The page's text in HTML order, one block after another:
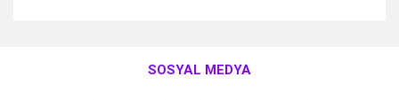
kullanarak tarafımıza iletebilirsiniz.
Görüş ve önerileriniz için teşekkür ederiz.
SOSYAL MEDYA